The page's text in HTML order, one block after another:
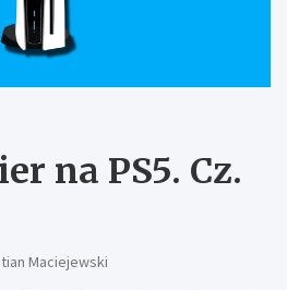
na PS5. Cz.
Maciejewski